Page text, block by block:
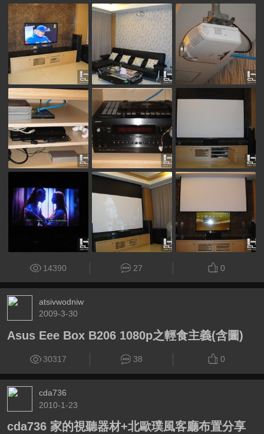
14390 27 0
atsivwodniw
2009-3-30
Asus Eee Box B206 1080p之輕食主義(含圖)
30317 38 0
cda736
2010-1-23
cda736 家的視聽器材+北歐璞風客廳布置分享